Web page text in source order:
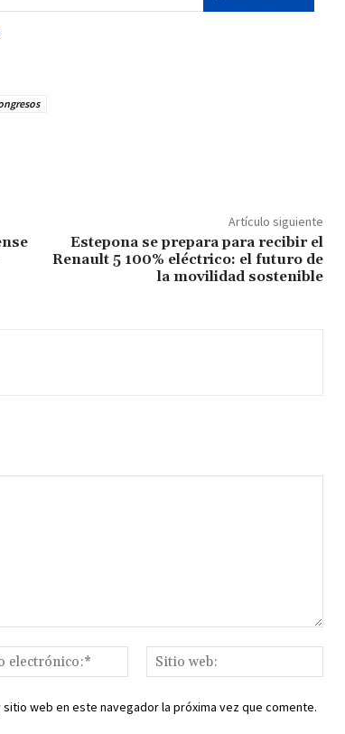
Artículo siguiente
Estepona se prepara para recibir el
Renault 5 100% eléctrico: el futuro de
la movilidad sostenible
Correo
electrónico:*
web:
web en este navegador la próxima vez que comente.